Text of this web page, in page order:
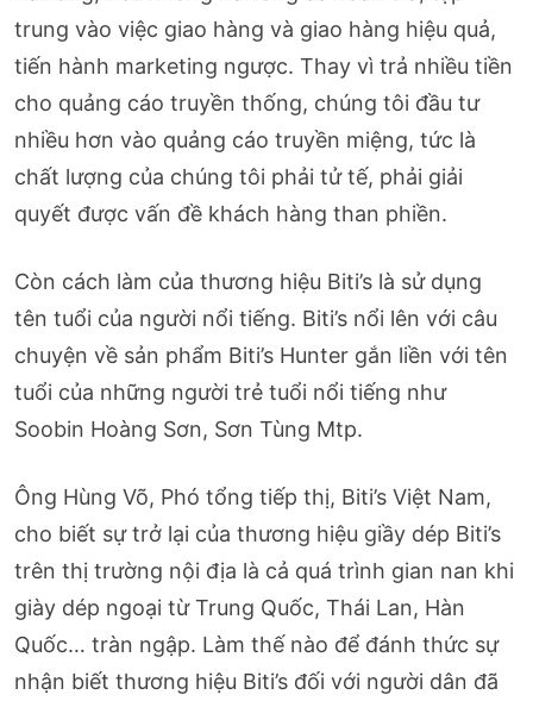
trung vào việc giao hàng và giao hàng hiệu quả,
tiến hành marketing ngược. Thay vì trả nhiều tiền
cho quảng cáo truyền thống, chúng tôi đầu tư
nhiều hơn vào quảng cáo truyền miệng, tức là
chất lượng của chúng tôi phải tử tế, phải giải
quyết được vấn đề khách hàng than phiền.
Còn cách làm của thương hiệu Biti’s là sử dụng
tên tuổi của người nổi tiếng. Biti’s nổi lên với câu
chuyện về sản phẩm Biti’s Hunter gắn liền với tên
tuổi của những người trẻ tuổi nổi tiếng như
Soobin Hoàng Sơn, Sơn Tùng Mtp.
Ông Hùng Võ, Phó tổng tiếp thị, Biti’s Việt Nam,
cho biết sự trở lại của thương hiệu giầy dép Biti’s
trên thị trường nội địa là cả quá trình gian nan khi
giày dép ngoại từ Trung Quốc, Thái Lan, Hàn
Quốc… tràn ngập. Làm thế nào để đánh thức sự
nhận biết thương hiệu Biti’s đối với người dân đã